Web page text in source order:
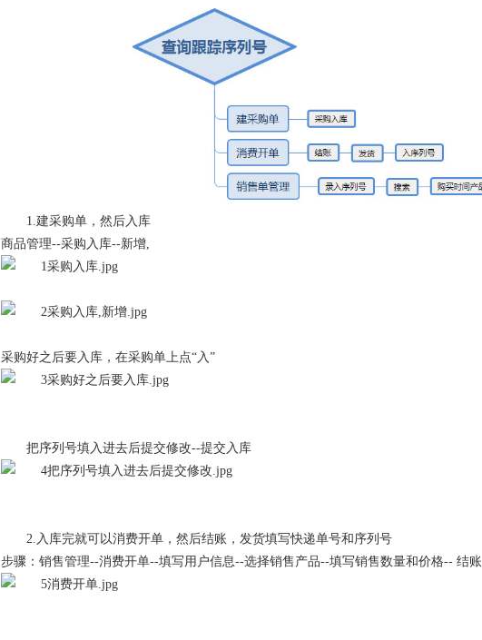
1.建采购单，然后入库
商品管理--采购入库--新增,
采购好之后要入库，在采购单上点“入”
把序列号填入进去后提交修改--提交入库
2.入库完就可以消费开单，然后结账，发货填写快递单号和序列号
步骤：销售管理--消费开单--填写用户信息--选择销售产品--填写销售数量和价格-- 结账